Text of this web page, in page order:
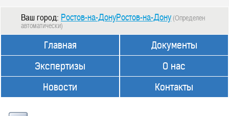
Ваш город: Ростов-на-ДонуРостов-на-Дону (Определен
автоматически)
Главная
Экспертизы
Новости
Документы
О нас
Контакты